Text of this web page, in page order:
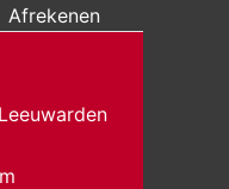
Afrekenen